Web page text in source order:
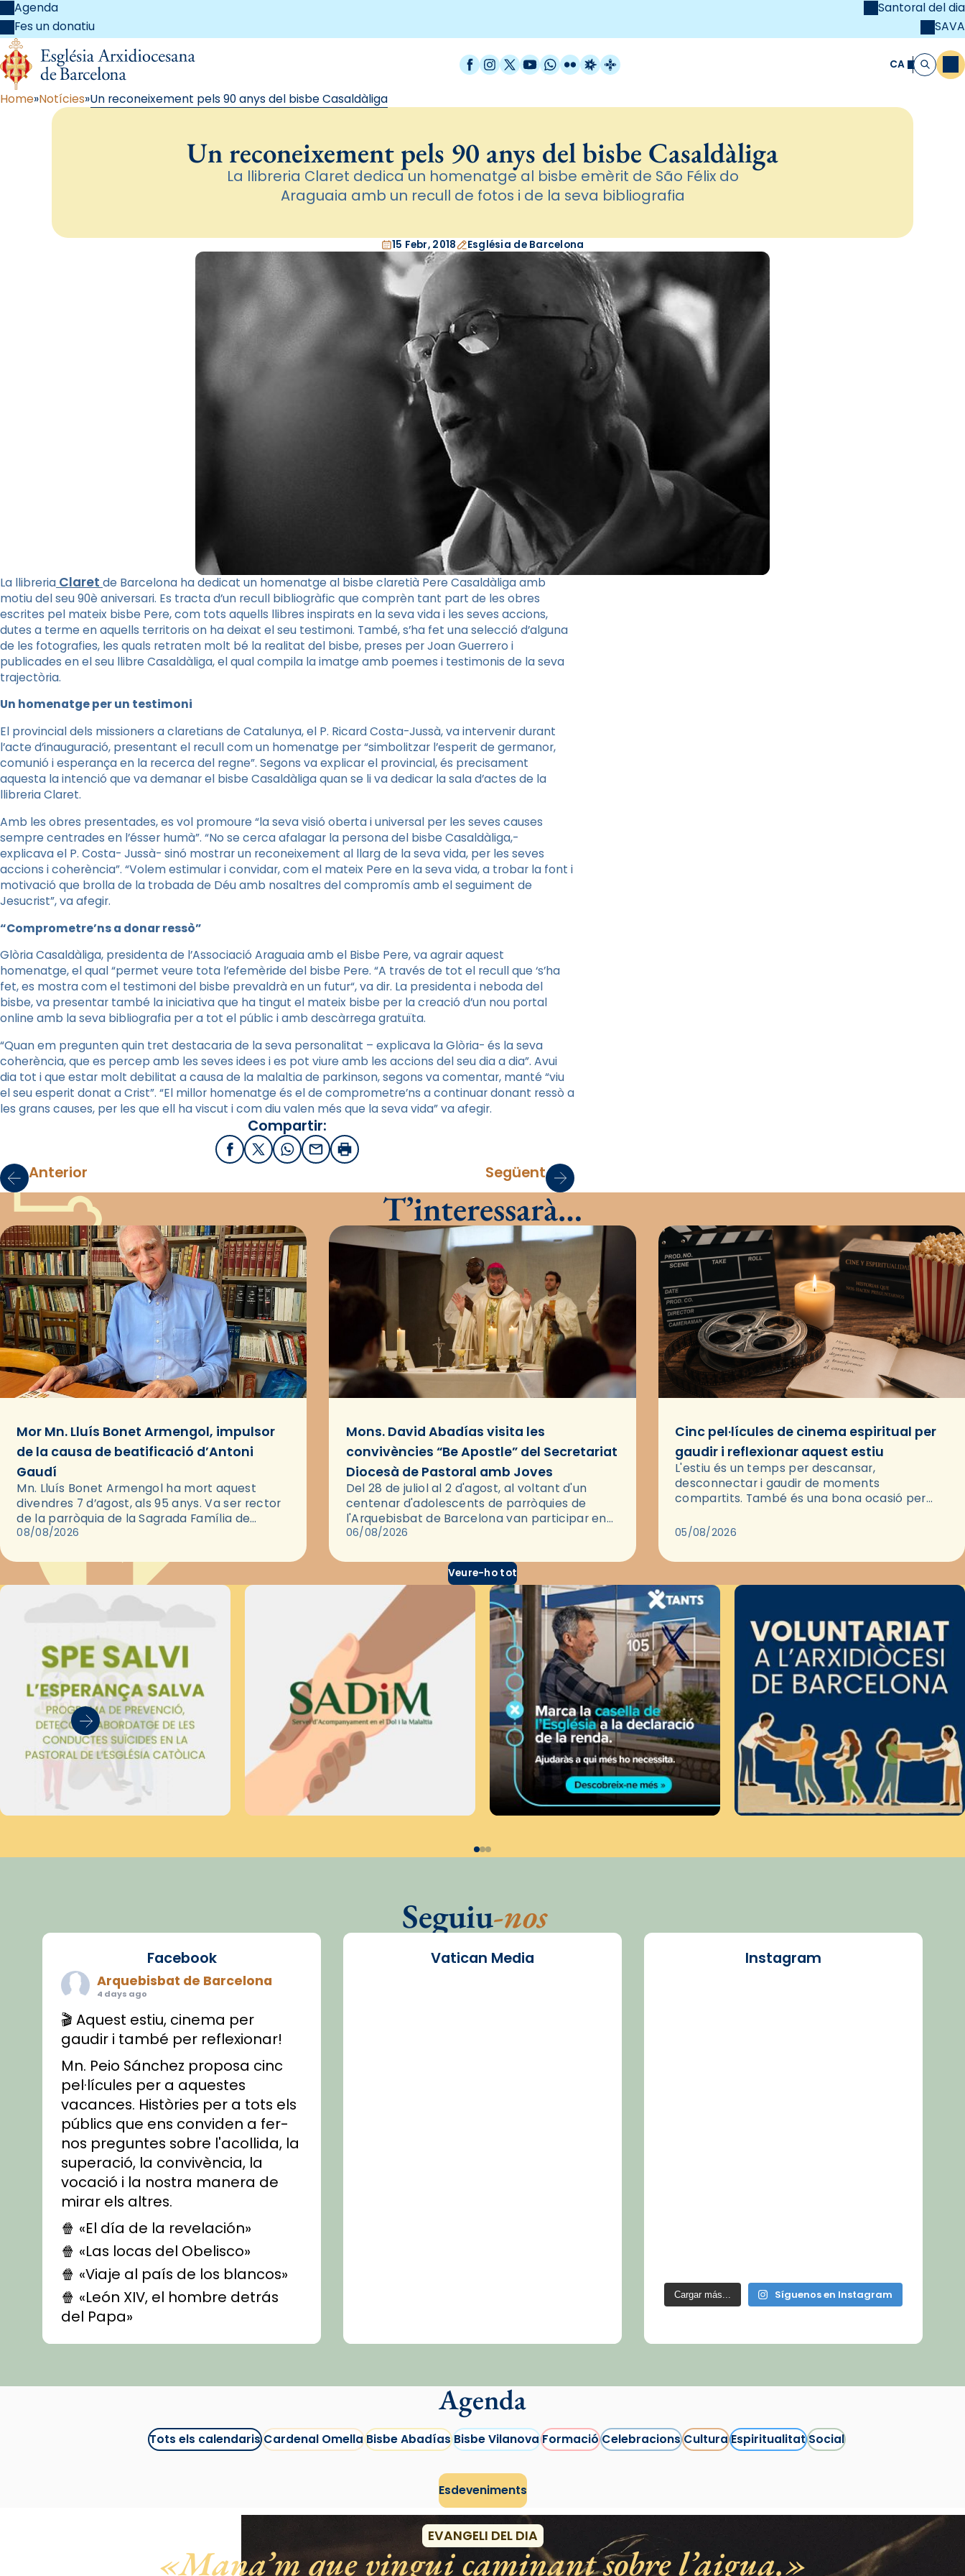
Agenda
Fes un donatiu
Santoral del dia
SAVA
Facebook
Instagram
X / Twitter
YouTube
WhatsApp
FlickrRadio Estel
Catalunya Cristiana CA Cerca
Home Notícies Un reconeixement pels 90 anys del bisbe Casaldàliga
Un reconeixement pels 90 anys del bisbe Casaldàliga
La llibreria Claret dedica un homenatge al bisbe emèrit de São Félix do
Araguaia amb un recull de fotos i de la seva bibliografia
15 Febr, 2018 Església de Barcelona
La llibreria Claret de Barcelona ha dedicat un homenatge al bisbe claretià Pere Casaldàliga amb
motiu del seu 90è aniversari. Es tracta d’un recull bibliogràfic que comprèn tant part de les obres
escrites pel mateix bisbe Pere, com tots aquells llibres inspirats en la seva vida i les seves accions,
dutes a terme en aquells territoris on ha deixat el seu testimoni. També, s’ha fet una selecció d’alguna
de les fotografies, les quals retraten molt bé la realitat del bisbe, preses per Joan Guerrero i
publicades en el seu llibre Casaldàliga, el qual compila la imatge amb poemes i testimonis de la seva
trajectòria.
Un homenatge per un testimoni
El provincial dels missioners a claretians de Catalunya, el P. Ricard Costa-Jussà, va intervenir durant
l’acte d’inauguració, presentant el recull com un homenatge per “simbolitzar l’esperit de germanor,
comunió i esperança en la recerca del regne”. Segons va explicar el provincial, és precisament
aquesta la intenció que va demanar el bisbe Casaldàliga quan se li va dedicar la sala d’actes de la
llibreria Claret.
Amb les obres presentades, es vol promoure “la seva visió oberta i universal per les seves causes
sempre centrades en l’ésser humà”. “No se cerca afalagar la persona del bisbe Casaldàliga,-
explicava el P. Costa- Jussà- sinó mostrar un reconeixement al llarg de la seva vida, per les seves
accions i coherència”. “Volem estimular i convidar, com el mateix Pere en la seva vida, a trobar la font i
motivació que brolla de la trobada de Déu amb nosaltres del compromís amb el seguiment de
Jesucrist”, va afegir.
“Comprometre’ns a donar ressò”
Glòria Casaldàliga, presidenta de l’Associació Araguaia amb el Bisbe Pere, va agrair aquest
homenatge, el qual “permet veure tota l’efemèride del bisbe Pere. “A través de tot el recull que ‘s’ha
fet, es mostra com el testimoni del bisbe prevaldrà en un futur“, va dir. La presidenta i neboda del
bisbe, va presentar també la iniciativa que ha tingut el mateix bisbe per la creació d’un nou portal
online amb la seva bibliografia per a tot el públic i amb descàrrega gratuïta.
“Quan em pregunten quin tret destacaria de la seva personalitat – explicava la Glòria- és la seva
coherència, que es percep amb les seves idees i es pot viure amb les accions del seu dia a dia”. Avui
dia tot i que estar molt debilitat a causa de la malaltia de parkinson, segons va comentar, manté “viu
el seu esperit donat a Crist”. “El millor homenatge és el de comprometre’ns a continuar donant ressò a
les grans causes, per les que ell ha viscut i com diu valen més que la seva vida” va afegir.
Compartir:
FacebookX / Twitter
WhatsApp
EmailImprimir
Anterior Següent
T’interessarà…
Mor Mn. Lluís Bonet Armengol, impulsor
de la causa de beatificació d’Antoni
Gaudí
Mn. Lluís Bonet Armengol ha mort aquest
divendres 7 d’agost, als 95 anys. Va ser rector
de la parròquia de la Sagrada Família de
Barcelona durant 25 anys, entre 1993 i 2018,…
08/08/2026
Mons. David Abadías visita les
convivències “Be Apostle” del Secretariat
Diocesà de Pastoral amb Joves
Del 28 de juliol al 2 d'agost, al voltant d'un
centenar d'adolescents de parròquies de
l'Arquebisbat de Barcelona van participar en
les convivències Be Apostle, organitzades pel
06/08/2026
Cinc pel·lícules de cinema espiritual per
gaudir i reflexionar aquest estiu
L'estiu és un temps per descansar,
desconnectar i gaudir de moments
compartits. També és una bona ocasió per
través del cinema, reflexionar sobre les…
05/08/2026
Veure-ho tot
Seguiu-nos
Facebook
Arquebisbat de Barcelona
4 days ago
🎬 Aquest estiu, cinema per
gaudir i també per reflexionar!
Mn. Peio Sánchez proposa cinc
pel·lícules per a aquestes
vacances. Històries per a tots els
públics que ens conviden a fer-
nos preguntes sobre l'acollida, la
superació, la convivència, la
vocació i la nostra manera de
mirar els altres.
🍿 «El día de la revelación»
🍿 «Las locas del Obelisco»
🍿 «Viaje al país de los blancos»
🍿 «León XIV, el hombre detrás
del Papa»
🍿 «Las ovejas detectives»
recomanacions i prepara una
#CinemaEspiritualitual
@cinemaspiritcat
Vatican Media Instagram
Cargar más... Síguenos en Instagram
Agenda
Tots els calendarisCardenal OmellaBisbe AbadíasBisbe VilanovaFormacióCelebracionsCulturaEspiritualitatSocial
Esdeveniments
EVANGELI DEL DIA
Mana’m que vingui caminant sobre l’aigua.